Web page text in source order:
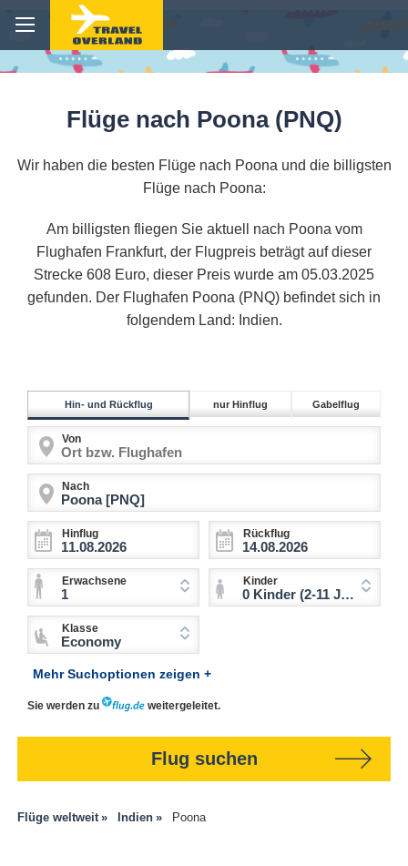
Flüge nach Poona (PNQ)
Wir haben die besten Flüge nach Poona und die billigsten
Flüge nach Poona:
Am billigsten fliegen Sie aktuell nach Poona vom
Flughafen Frankfurt, der Flugpreis beträgt auf dieser
Strecke 608 Euro, dieser Preis wurde am 05.03.2025
gefunden. Der Flughafen Poona (PNQ) befindet sich in
folgendem Land: Indien.
Hin- und Rückflug nur Hinflug Gabelflug
Von
Nach
Hinflug Rückflug
Erwachsene
1
Kinder
0 Kinder (2-11 Jahre)
Klasse
Economy
Mehr Suchoptionen zeigen +
Sie werden zu weitergeleitet.
Flug suchen
Flüge weltweit Indien Poona